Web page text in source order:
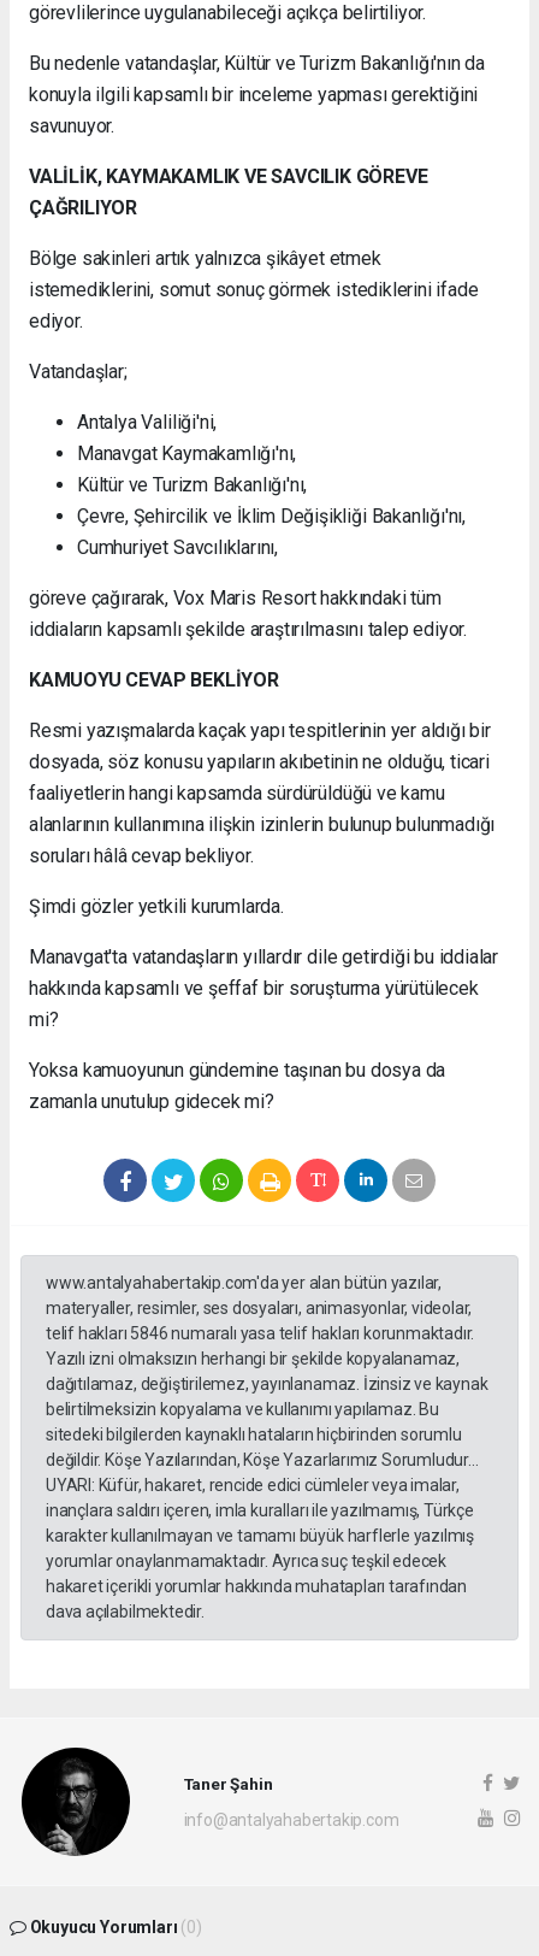
görevlilerince uygulanabileceği açıkça belirtiliyor.
Bu nedenle vatandaşlar, Kültür ve Turizm Bakanlığı'nın da
konuyla ilgili kapsamlı bir inceleme yapması gerektiğini
savunuyor.
VALİLİK, KAYMAKAMLIK VE SAVCILIK GÖREVE
ÇAĞRILIYOR
Bölge sakinleri artık yalnızca şikâyet etmek
istemediklerini, somut sonuç görmek istediklerini ifade
ediyor.
Vatandaşlar;
Antalya Valiliği'ni,
Manavgat Kaymakamlığı'nı,
Kültür ve Turizm Bakanlığı'nı,
Çevre, Şehircilik ve İklim Değişikliği Bakanlığı'nı,
Cumhuriyet Savcılıklarını,
göreve çağırarak, Vox Maris Resort hakkındaki tüm
iddiaların kapsamlı şekilde araştırılmasını talep ediyor.
KAMUOYU CEVAP BEKLİYOR
Resmi yazışmalarda kaçak yapı tespitlerinin yer aldığı bir
dosyada, söz konusu yapıların akıbetinin ne olduğu, ticari
faaliyetlerin hangi kapsamda sürdürüldüğü ve kamu
alanlarının kullanımına ilişkin izinlerin bulunup bulunmadığı
soruları hâlâ cevap bekliyor.
Şimdi gözler yetkili kurumlarda.
Manavgat'ta vatandaşların yıllardır dile getirdiği bu iddialar
hakkında kapsamlı ve şeffaf bir soruşturma yürütülecek
mi?
Yoksa kamuoyunun gündemine taşınan bu dosya da
zamanla unutulup gidecek mi?
www.antalyahabertakip.com'da yer alan bütün yazılar,
materyaller, resimler, ses dosyaları, animasyonlar, videolar,
telif hakları 5846 numaralı yasa telif hakları korunmaktadır.
Yazılı izni olmaksızın herhangi bir şekilde kopyalanamaz,
dağıtılamaz, değiştirilemez, yayınlanamaz. İzinsiz ve kaynak
belirtilmeksizin kopyalama ve kullanımı yapılamaz. Bu
sitedeki bilgilerden kaynaklı hataların hiçbirinden sorumlu
değildir. Köşe Yazılarından, Köşe Yazarlarımız Sorumludur...
UYARI: Küfür, hakaret, rencide edici cümleler veya imalar,
inançlara saldırı içeren, imla kuralları ile yazılmamış, Türkçe
karakter kullanılmayan ve tamamı büyük harflerle yazılmış
yorumlar onaylanmamaktadır. Ayrıca suç teşkil edecek
hakaret içerikli yorumlar hakkında muhatapları tarafından
dava açılabilmektedir.
Taner Şahin
info@antalyahabertakip.com
Okuyucu Yorumları (0)